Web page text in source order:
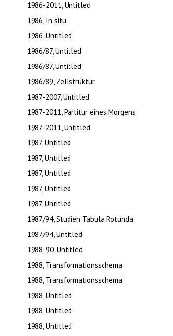
1986-2011, Untitled
1986, In situ
1986, Untitled
1986/87, Untitled
1986/87, Untitled
1986/89, Zellstruktur
1987-2007, Untitled
1987-2011, Partitur eines Morgens
1987-2011, Untitled
1987, Untitled
1987, Untitled
1987, Untitled
1987, Untitled
1987, Untitled
1987/94, Studien Tabula Rotunda
1987/94, Untitled
1988-90, Untitled
1988, Transformationsschema
1988, Transformationsschema
1988, Untitled
1988, Untitled
1988, Untitled